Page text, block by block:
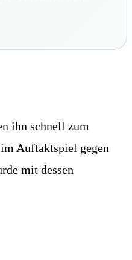
ihn schnell zum
Auftaktspiel gegen
mit dessen